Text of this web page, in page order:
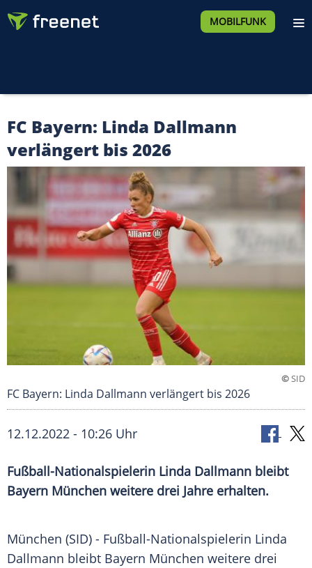
MOBILFUNK
FC Bayern: Linda Dallmann
verlängert bis 2026
©SID
FC Bayern: Linda Dallmann verlängert bis 2026
12.12.2022 - 10:26 Uhr
Fußball-Nationalspielerin Linda Dallmann bleibt
Bayern München weitere drei Jahre erhalten.
München (SID) - Fußball-Nationalspielerin Linda
Dallmann bleibt Bayern München weitere drei